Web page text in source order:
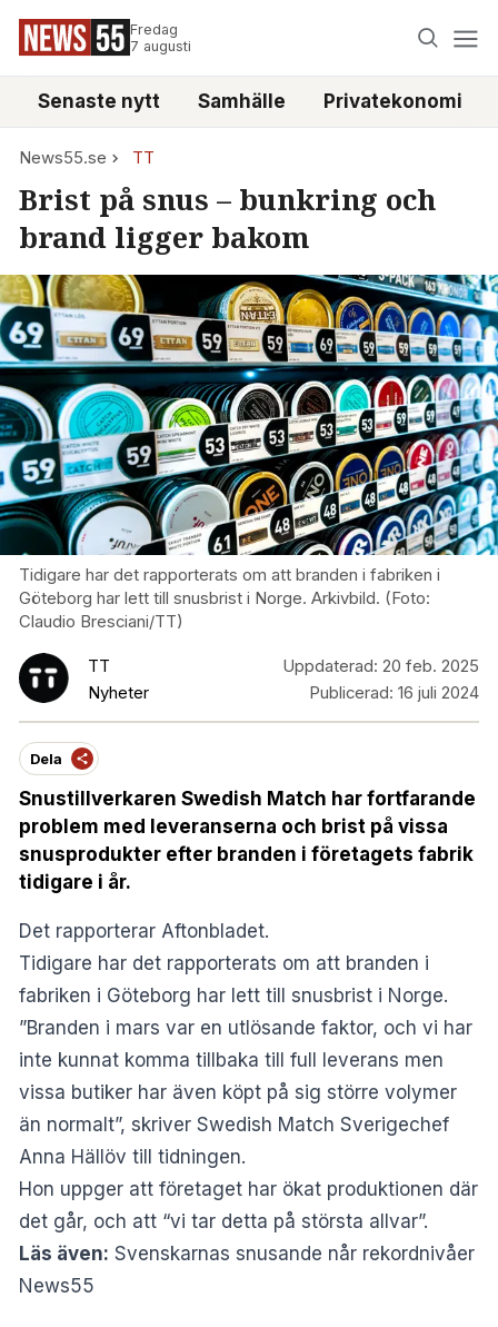
Fredag
7 augusti
Senaste nytt Samhälle Privatekonomi
News55.se TT
Brist på snus – bunkring och
brand ligger bakom
Tidigare har det rapporterats om att branden i fabriken i
Göteborg har lett till snusbrist i Norge. Arkivbild. (Foto:
Claudio Bresciani/TT)
TT
Nyheter
Uppdaterad: 20 feb. 2025
Publicerad: 16 juli 2024
Dela
Snustillverkaren Swedish Match har fortfarande
problem med leveranserna och brist på vissa
snusprodukter efter branden i företagets fabrik
tidigare i år.
Det rapporterar Aftonbladet.
Tidigare har det rapporterats om att branden i
fabriken i Göteborg har lett till snusbrist i Norge.
”Branden i mars var en utlösande faktor, och vi har
inte kunnat komma tillbaka till full leverans men
vissa butiker har även köpt på sig större volymer
än normalt”, skriver Swedish Match Sverigechef
Anna Hällöv till tidningen.
Hon uppger att företaget har ökat produktionen där
det går, och att “vi tar detta på största allvar”.
Läs även: Svenskarnas snusande når rekordnivåer
News55